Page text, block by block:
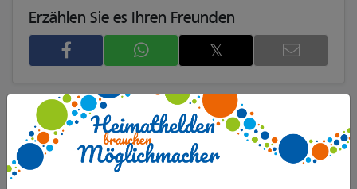
Erzählen Sie es Ihren Freunden
𝕏
Das Projekt ist bereits beendet.